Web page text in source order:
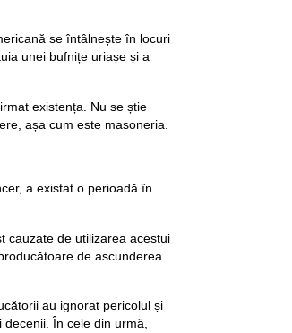
se întâlnește în locuri
unei bufnițe uriașe și a
existența. Nu se știe
așa cum este masoneria.
a existat o perioadă în
cauzate de utilizarea acestui
de ascunderea
au ignorat pericolul și
În cele din urmă,